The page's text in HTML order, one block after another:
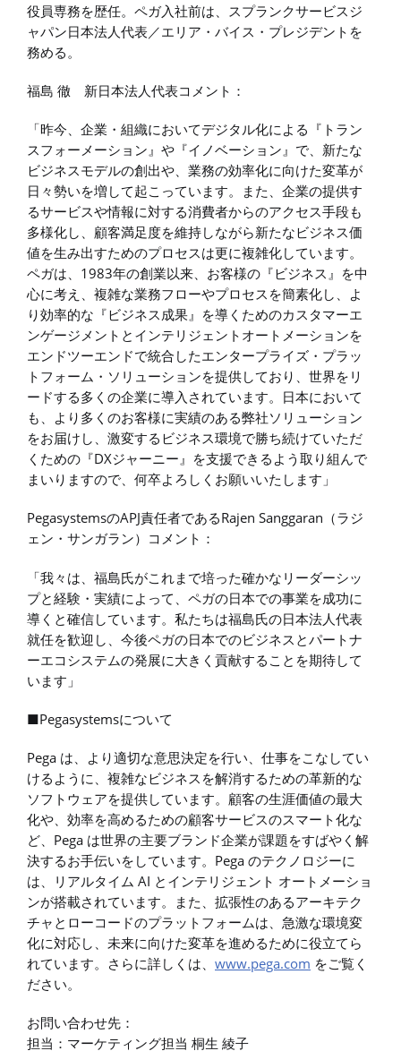
役員専務を歴任。ペガ入社前は、スプランクサービスジ
ャパン日本法人代表／エリア・バイス・プレジデントを
務める。
福島 徹 新日本法人代表コメント：
「昨今、企業・組織においてデジタル化による『トラン
スフォーメーション』や『イノベーション』で、新たな
ビジネスモデルの創出や、業務の効率化に向けた変革が
日々勢いを増して起こっています。また、企業の提供す
るサービスや情報に対する消費者からのアクセス手段も
多様化し、顧客満足度を維持しながら新たなビジネス価
値を生み出すためのプロセスは更に複雑化しています。
ペガは、1983年の創業以来、お客様の『ビジネス』を中
心に考え、複雑な業務フローやプロセスを簡素化し、よ
り効率的な『ビジネス成果』を導くためのカスタマーエ
ンゲージメントとインテリジェントオートメーションを
エンドツーエンドで統合したエンタープライズ・プラッ
トフォーム・ソリューションを提供しており、世界をリ
ードする多くの企業に導入されています。日本において
も、より多くのお客様に実績のある弊社ソリューション
をお届けし、激変するビジネス環境で勝ち続けていただ
くための『DXジャーニー』を支援できるよう取り組んで
まいりますので、何卒よろしくお願いいたします」
PegasystemsのAPJ責任者であるRajen Sanggaran（ラジ
ェン・サンガラン）コメント：
「我々は、福島氏がこれまで培った確かなリーダーシッ
プと経験・実績によって、ペガの日本での事業を成功に
導くと確信しています。私たちは福島氏の日本法人代表
就任を歓迎し、今後ペガの日本でのビジネスとパートナ
ーエコシステムの発展に大きく貢献することを期待して
います」
■Pegasystemsについて
Pega は、より適切な意思決定を行い、仕事をこなしてい
けるように、複雑なビジネスを解消するための革新的な
ソフトウェアを提供しています。顧客の生涯価値の最大
化や、効率を高めるための顧客サービスのスマート化な
ど、Pega は世界の主要ブランド企業が課題をすばやく解
決するお手伝いをしています。Pega のテクノロジーに
は、リアルタイム AI とインテリジェント オートメーショ
ンが搭載されています。また、拡張性のあるアーキテク
チャとローコードのプラットフォームは、急激な環境変
化に対応し、未来に向けた変革を進めるために役立てら
れています。さらに詳しくは、 www.pega.com をご覧く
ださい。
お問い合わせ先：
担当：マーケティング担当 桐生 綾子